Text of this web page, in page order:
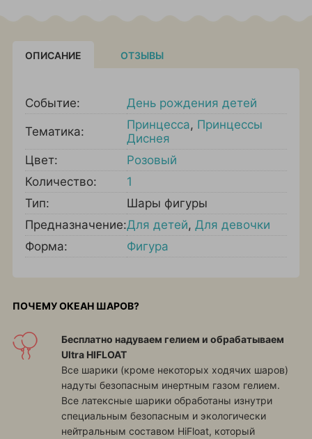
ОПИСАНИЕ ОТЗЫВЫ
Событие: День рождения детей
Тематика: Принцесса, Принцессы
Диснея
Цвет:
Розовый
Количество:
1
Тип:
Шары фигуры
Предназначение:Для детей, Для девочки
Форма:
Фигура
ПОЧЕМУ ОКЕАН ШАРОВ?
Бесплатно надуваем гелием и обрабатываем
Ultra HIFLOAT
Все шарики (кроме некоторых ходячих шаров)
надуты безопасным инертным газом гелием.
Все латексные шарики обработаны изнутри
специальным безопасным и экологически
нейтральным составом HiFloat, который